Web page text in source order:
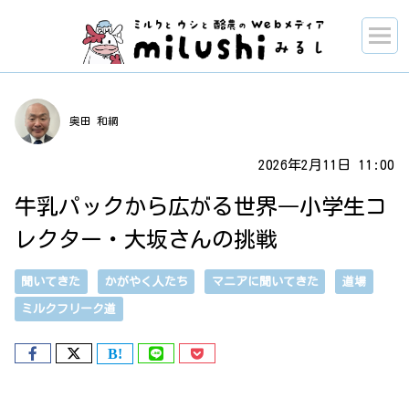
奥田 和綱
2026年2月11日 11:00
牛乳パックから広がる世界―小学生コ
レクター・大坂さんの挑戦
聞いてきた かがやく人たち マニアに聞いてきた 道場
ミルクフリーク道